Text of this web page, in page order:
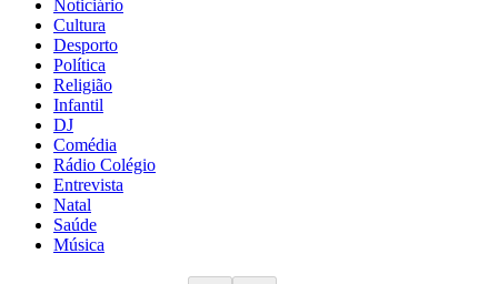
Noticiário
Cultura
Desporto
Política
Religião
Infantil
DJ
Comédia
Rádio Colégio
Entrevista
Natal
Saúde
Música